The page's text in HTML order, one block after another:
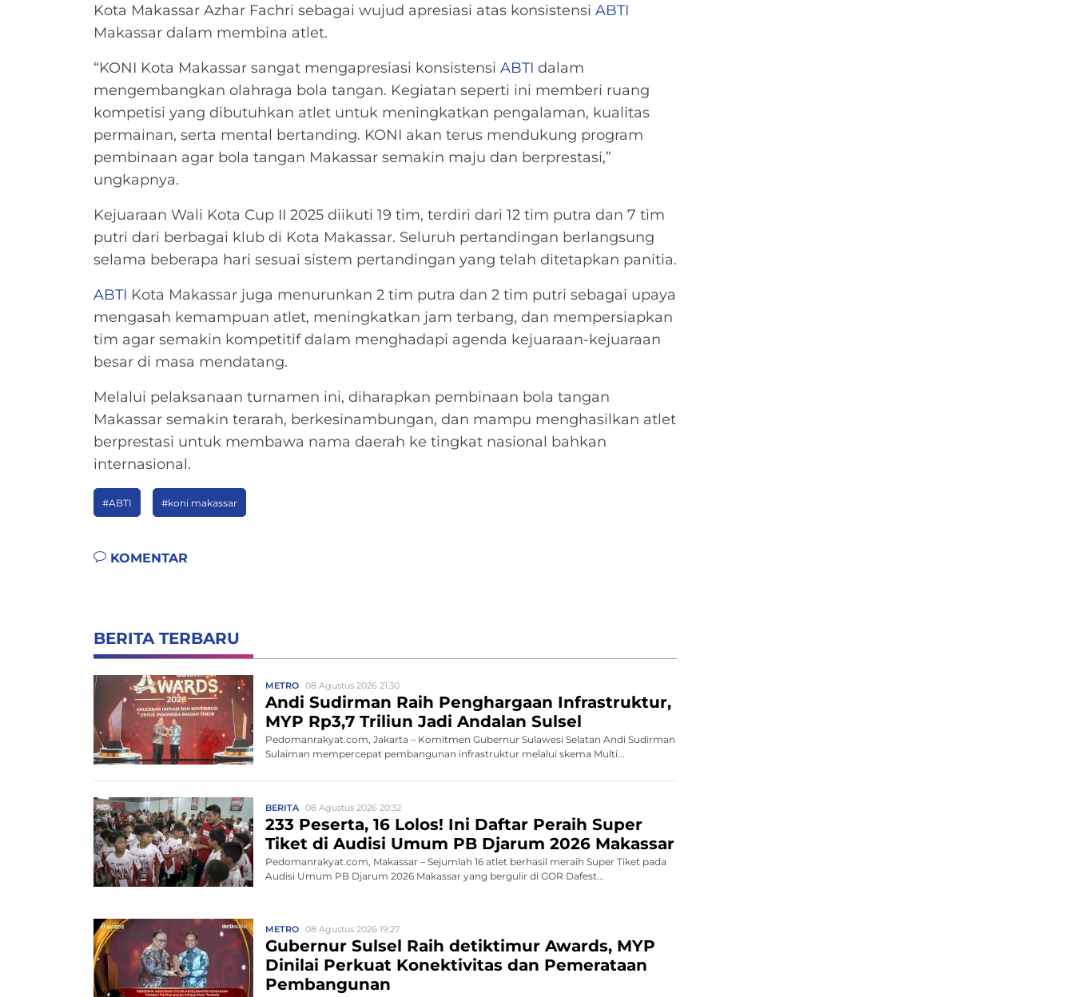
Kota Makassar Azhar Fachri sebagai wujud apresiasi atas konsistensi ABTI
Makassar dalam membina atlet.
“KONI Kota Makassar sangat mengapresiasi konsistensi ABTI dalam
mengembangkan olahraga bola tangan. Kegiatan seperti ini memberi ruang
kompetisi yang dibutuhkan atlet untuk meningkatkan pengalaman, kualitas
permainan, serta mental bertanding. KONI akan terus mendukung program
pembinaan agar bola tangan Makassar semakin maju dan berprestasi,”
ungkapnya.
Kejuaraan Wali Kota Cup II 2025 diikuti 19 tim, terdiri dari 12 tim putra dan 7 tim
putri dari berbagai klub di Kota Makassar. Seluruh pertandingan berlangsung
selama beberapa hari sesuai sistem pertandingan yang telah ditetapkan panitia.
ABTI Kota Makassar juga menurunkan 2 tim putra dan 2 tim putri sebagai upaya
mengasah kemampuan atlet, meningkatkan jam terbang, dan mempersiapkan
tim agar semakin kompetitif dalam menghadapi agenda kejuaraan-kejuaraan
besar di masa mendatang.
Melalui pelaksanaan turnamen ini, diharapkan pembinaan bola tangan
Makassar semakin terarah, berkesinambungan, dan mampu menghasilkan atlet
berprestasi untuk membawa nama daerah ke tingkat nasional bahkan
internasional.
#ABTI #koni makassar
KOMENTAR
BERITA TERBARU
METRO 08 Agustus 2026 21:30
Andi Sudirman Raih Penghargaan Infrastruktur,
MYP Rp3,7 Triliun Jadi Andalan Sulsel
Pedomanrakyat.com, Jakarta – Komitmen Gubernur Sulawesi Selatan Andi Sudirman
Sulaiman mempercepat pembangunan infrastruktur melalui skema Multi...
BERITA 08 Agustus 2026 20:32
233 Peserta, 16 Lolos! Ini Daftar Peraih Super
Tiket di Audisi Umum PB Djarum 2026 Makassar
Pedomanrakyat.com, Makassar – Sejumlah 16 atlet berhasil meraih Super Tiket pada
Audisi Umum PB Djarum 2026 Makassar yang bergulir di GOR Dafest...
METRO 08 Agustus 2026 19:27
Gubernur Sulsel Raih detiktimur Awards, MYP
Dinilai Perkuat Konektivitas dan Pemerataan
Pembangunan